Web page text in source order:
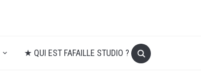
★ QUI EST FAFAILLE STUDIO ?